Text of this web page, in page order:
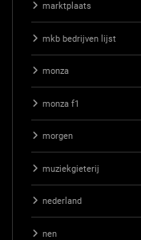
marktplaats
mkb bedrijven lijst
monza
monza f1
morgen
muziekgieterij
nederland
nen